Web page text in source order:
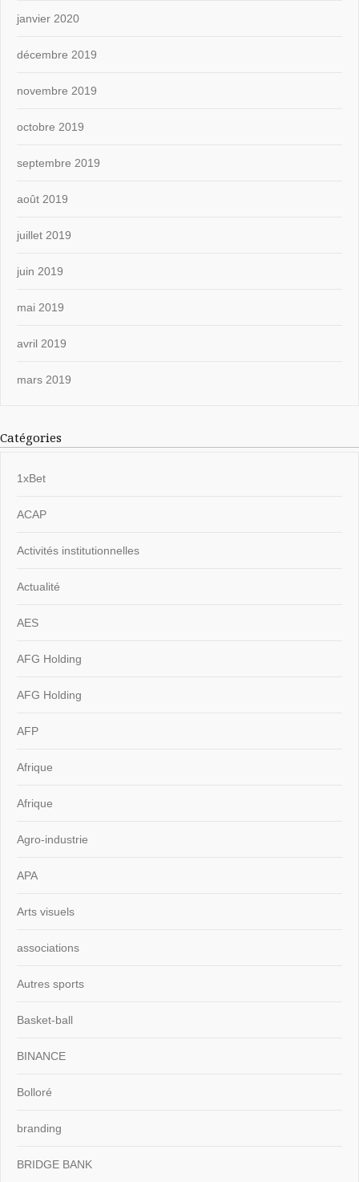
janvier 2020
décembre 2019
novembre 2019
octobre 2019
septembre 2019
août 2019
juillet 2019
juin 2019
mai 2019
avril 2019
mars 2019
Catégories
1xBet
ACAP
Activités institutionnelles
Actualité
AES
AFG Holding
AFG Holding
AFP
Afrique
Afrique
Agro-industrie
APA
Arts visuels
associations
Autres sports
Basket-ball
BINANCE
Bolloré
branding
BRIDGE BANK